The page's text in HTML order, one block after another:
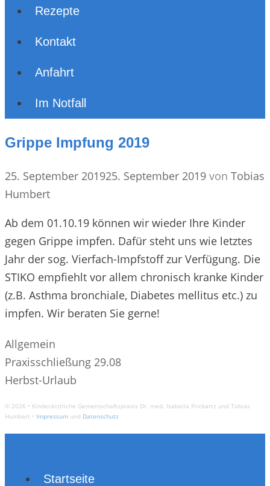
Rezepte
Kontakt
Anfahrt
Im Notfall
Grippe Impfung 2019
25. September 201925. September 2019 von Tobias
Humbert
Ab dem 01.10.19 können wir wieder Ihre Kinder
gegen Grippe impfen. Dafür steht uns wie letztes
Jahr der sog. Vierfach-Impfstoff zur Verfügung. Die
STIKO empfiehlt vor allem chronisch kranke Kinder
(z.B. Asthma bronchiale, Diabetes mellitus etc.) zu
impfen. Wir beraten Sie gerne!
Kategorien
Allgemein
Beitrags-
Navigation
Praxisschließung 29.08
Herbst-Urlaub
© 2026 • Kinderärztliche Gemeinschaftspraxis Dr. med. Isabella Prickartz und Tobias
Humbert • Impressum und Datenschutz
Startseite